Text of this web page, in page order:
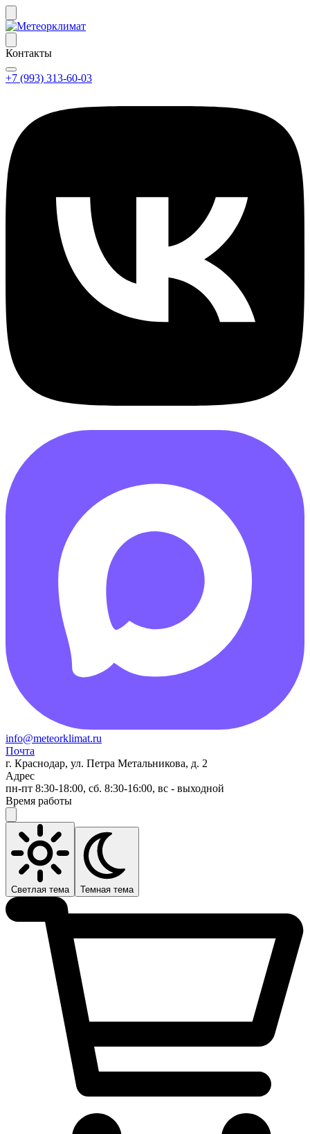
Контакты
+7 (993) 313-60-03
info@meteorklimat.ru
Почта
г. Краснодар, ул. Петра Метальникова, д. 2
Адрес
пн-пт 8:30-18:00, сб. 8:30-16:00, вс - выходной
Время работы
Светлая тема Темная тема